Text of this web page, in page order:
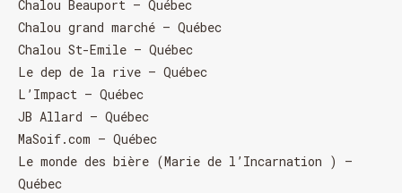
Chalou Beauport – Québec
Chalou grand marché – Québec
Chalou St-Emile – Québec
Le dep de la rive – Québec
L’Impact – Québec
JB Allard – Québec
MaSoif.com – Québec
Le monde des bière (Marie de l’Incarnation ) –
Québec